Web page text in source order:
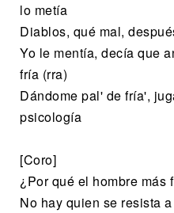
lo metía
Diablos, qué mal,
Yo le mentía, decía que
fría (rra)
Dándome pal' de fría',
psicología
[Coro]
¿Por qué el hombre más
No hay quien se resista